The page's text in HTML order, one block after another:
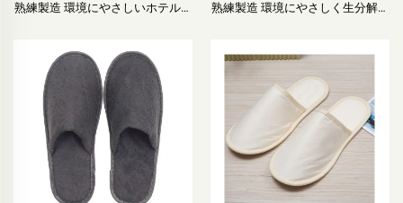
熟練製造 環境にやさしいホテルス
リッパ ホテルゲスト・スパ・航空
機内用
熟練製造 環境にやさしく生分解性
るオープントゥスリッパ ホテル・
航空機内用